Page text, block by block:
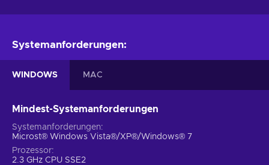
Systemanforderungen:
WINDOWS MAC
Mindest-Systemanforderungen
Systemanforderungen
Microst® Windows Vista®/XP®/Windows® 7
Prozessor
2.3 GHz CPU SSE2